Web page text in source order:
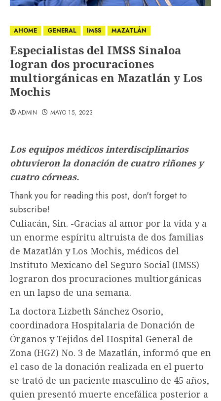
AHOME GENERAL IMSS MAZATLÁN
Especialistas del IMSS Sinaloa
logran dos procuraciones
multiorgánicas en Mazatlán y Los
Mochis
ADMIN MAYO 15, 2023
Los equipos médicos interdisciplinarios
obtuvieron la donación de cuatro riñones y
cuatro córneas.
Thank you for reading this post, don't forget to
subscribe!
Culiacán, Sin. -Gracias al amor por la vida y a
un enorme espíritu altruista de dos familias
de Mazatlán y Los Mochis, médicos del
Instituto Mexicano del Seguro Social (IMSS)
lograron dos procuraciones multiorgánicas
en un lapso de una semana.
La doctora Lizbeth Sánchez Osorio,
coordinadora Hospitalaria de Donación de
Órganos y Tejidos del Hospital General de
Zona (HGZ) No. 3 de Mazatlán, informó que en
el caso de la donación realizada en el puerto
se trató de un paciente masculino de 45 años,
quien presentó muerte encefálica posterior a